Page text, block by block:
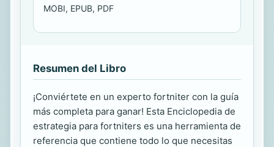
MOBI, EPUB, PDF
Resumen del Libro
¡Conviértete en un experto fortniter con la guía
más completa para ganar! Esta Enciclopedia de
estrategia para fortniters es una herramienta de
referencia que contiene todo lo que necesitas